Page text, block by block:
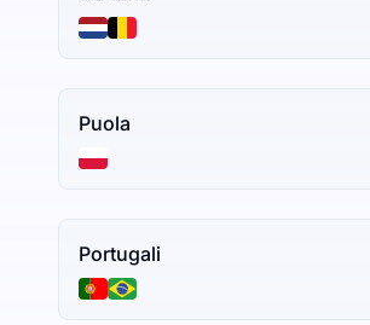
Puola
Portugali